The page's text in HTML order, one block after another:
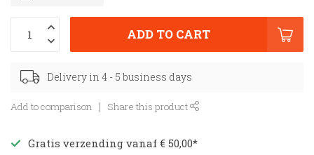
ADD TO CART
Delivery in 4 - 5 business days
Add to comparison Share this product
Gratis verzending vanaf € 50,00*